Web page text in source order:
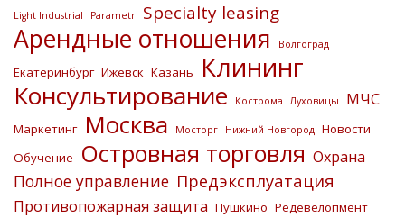
Light Industrial Parametr Specialty leasing
Арендные отношения Волгоград
Екатеринбург Ижевск Казань Клининг
Консультирование Кострома Луховицы МЧС
Маркетинг Москва Мосторг Нижний Новгород Новости
Обучение
Островная торговля Охрана
Полное управление Предэксплуатация
Противопожарная защита Пушкино Редевелопмент